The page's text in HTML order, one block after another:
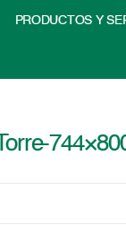
PRODUCTOS Y